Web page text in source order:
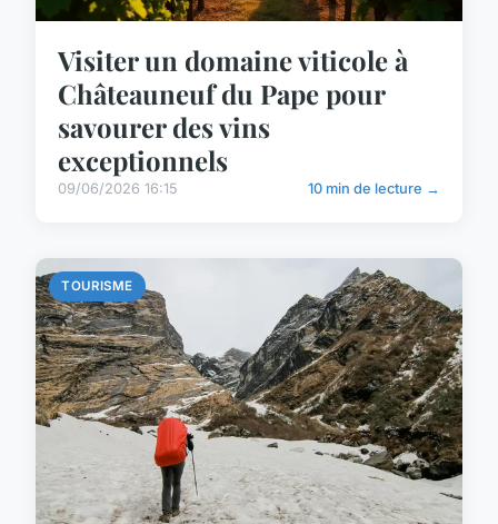
Visiter un domaine viticole à
Châteauneuf du Pape pour
savourer des vins
exceptionnels
09/06/2026 16:15 10 min de lecture →
TOURISME